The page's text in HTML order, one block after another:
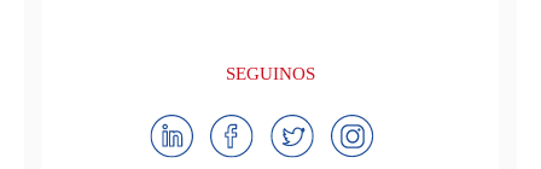
SEGUINOS